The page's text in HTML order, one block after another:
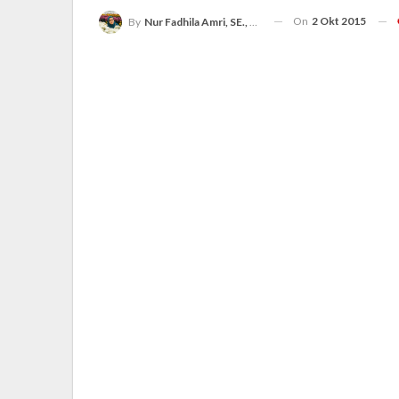
By Nur Fadhila Amri, SE., Ak., M.Si On 2 Okt 2015